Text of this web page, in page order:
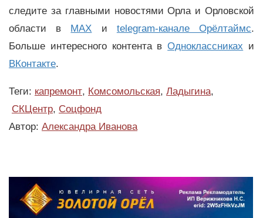
следите за главными новостями Орла и Орловской
области в MAX и telegram-канале Орёлтаймс.
Больше интересного контента вОдноклассниках и
ВКонтакте.
Теги: капремонт, Комсомольская, Ладыгина,
СКЦентр, Соцфонд
Автор: Александра Иванова